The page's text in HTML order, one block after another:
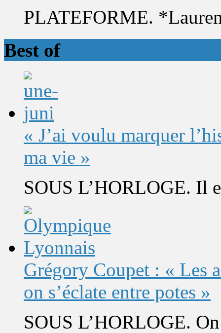
PLATEFORME.
Best of
« J’ai voulu marquer
ma vie »
SOUS L’HORLOGE. Il
Grégory Coupet : « Les
on s’éclate entre potes »
SOUS L’HORLOGE.